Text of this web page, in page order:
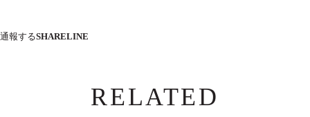
通報するSHARELINE
RELATED